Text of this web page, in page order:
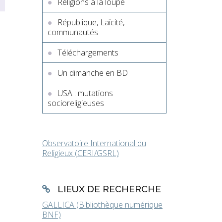
République, Laïcité,
communautés
Téléchargements
Un dimanche en BD
USA : mutations
socioreligieuses
Observatoire International du
Religieux (CERI/GSRL)
LIEUX DE RECHERCHE
GALLICA (Bibliothèque numérique
BNF)